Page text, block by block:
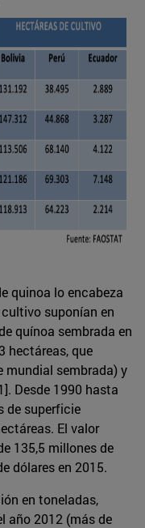
quinoa lo encabeza
suponían en
quínoa sembrada en
hectáreas, que
mundial sembrada) y
Desde 1990 hasta
de superficie
El valor
135,5 millones de
dólares en 2015.
en toneladas,
año 2012 (más de